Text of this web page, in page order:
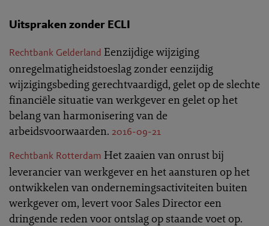
Uitspraken zonder ECLI
Rechtbank Gelderland Eenzijdige wijziging
onregelmatigheidstoeslag zonder eenzijdig
wijzigingsbeding gerechtvaardigd, gelet op de slechte
financiële situatie van werkgever en gelet op het
belang van harmonisering van de
arbeidsvoorwaarden. 2016-09-21
Rechtbank Rotterdam Het zaaien van onrust bij
leverancier van werkgever en het aansturen op het
ontwikkelen van ondernemingsactiviteiten buiten
werkgever om, levert voor Sales Director een
dringende reden voor ontslag op staande voet op.